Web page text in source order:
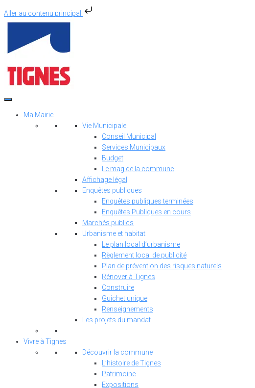
Aller au contenu principal
Aller
contenu
Ma Mairie
Vie Municipale
Conseil Municipal
Services Municipaux
Budget
Le mag de la commune
Affichage légal
Enquêtes publiques
Enquêtes publiques terminées
Enquêtes Publiques en cours
Marchés publics
Urbanisme et habitat
Le plan local d’urbanisme
Règlement local de publicité
Plan de prévention des risques naturels
Rénover à Tignes
Construire
Guichet unique
Renseignements
Les projets du mandat
Vivre à Tignes
Découvrir la commune
L’histoire de Tignes
Patrimoine
Expositions